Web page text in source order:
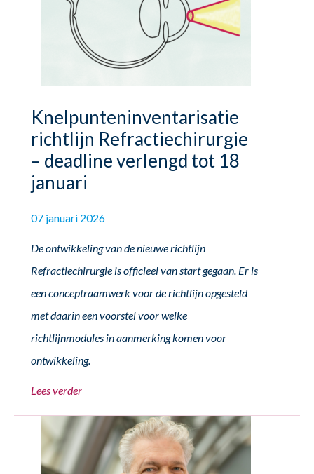
Knelpunteninventarisatie
richtlijn Refractiechirurgie
– deadline verlengd tot 18
januari
07 januari 2026
De ontwikkeling van de nieuwe richtlijn
Refractiechirurgie is officieel van start gegaan. Er is
een conceptraamwerk voor de richtlijn opgesteld
met daarin een voorstel voor welke
richtlijnmodules in aanmerking komen voor
ontwikkeling.
Lees verder